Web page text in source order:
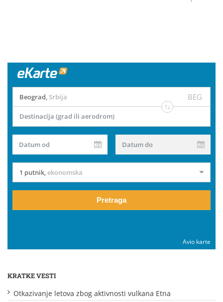
Beograd, Srbija BEG
Destinacija (grad ili aerodrom)
Datum od Datum do
1 putnik,ekonomska
Pretraga
Avio karte
KRATKE VESTI
Otkazivanje letova zbog aktivnosti vulkana Etna